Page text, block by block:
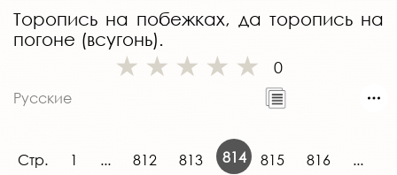
Торопись на побежках, да торопись на
погоне (всугонь).
0
Русские
Стр. 1 ... 812 813 814 815 816
...